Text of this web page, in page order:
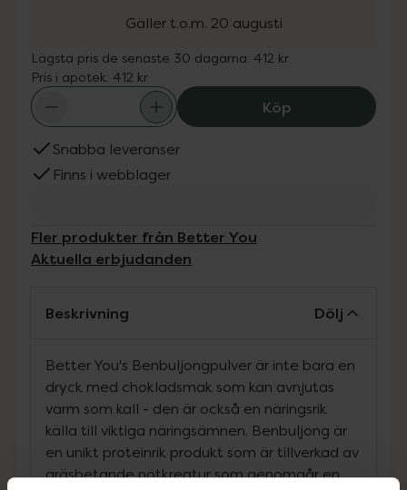
Gäller t.o.m. 20 augusti
Lägsta pris de senaste 30 dagarna: 412 kr
Pris i apotek: 412 kr
KöpBetter You
Snabba leveranser
Finns i webblager
Fler produkter från Better You
Aktuella erbjudanden
Beskrivning Dölj
Better You's Benbuljongpulver är inte bara en
dryck med chokladsmak som kan avnjutas
varm som kall - den är också en näringsrik
källa till viktiga näringsämnen. Benbuljong är
en unikt proteinrik produkt som är tillverkad av
gräsbetande nötkreatur som genomgår en